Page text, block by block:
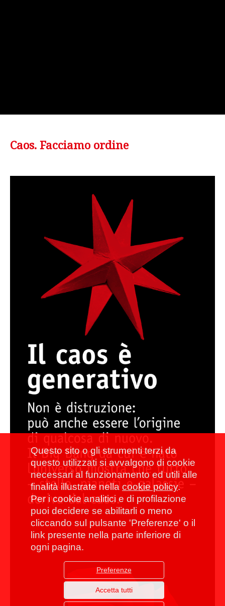
Caos. Facciamo ordine
Questo sito o gli strumenti terzi da
questo utilizzati si avvalgono di cookie
necessari al funzionamento ed utili alle
finalità illustrate nellacookie policy.
Per i cookie analitici e di profilazione
puoi decidere se abilitarli o meno
cliccando sul pulsante 'Preferenze' o il
link presente nella parte inferiore di
ogni pagina.
Preferenze
Accetta tutti